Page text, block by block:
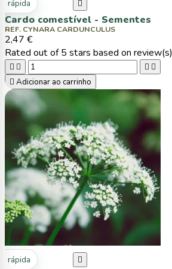
rápida 
Cardo comestível - Sementes
REF. CYNARA CARDUNCULUS
2,47 €
Rated out of 5 stars based on review(s)
   
 Adicionar ao carrinho
rápida 